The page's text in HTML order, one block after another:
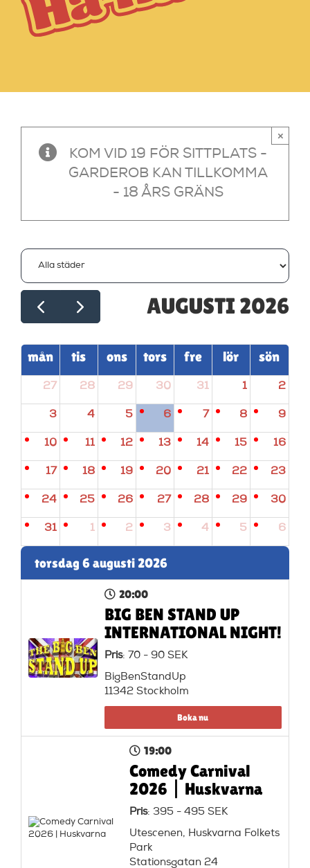
KOM VID 19 FÖR SITTPLATS -
GARDEROB KAN TILLKOMMA
- 18 ÅRS GRÄNS
×
AUGUSTI 2026
mån tis ons tors fre lör sön
27 28 29 30 31 1 2
3 4 5 6 7 8 9
10 11 12 13 14 15 16
17 18 19 20 21 22 23
24 25 26 27 28 29 30
31 1 2 3 4 5 6
torsdag 6 augusti 2026
20:00
BIG BEN STAND UP
INTERNATIONAL NIGHT!
Pris: 70 - 90 SEK
BigBenStandUp
11342 Stockholm
Boka nu
19:00
Comedy Carnival
2026 | Huskvarna
Pris: 395 - 495 SEK
Utescenen, Huskvarna Folkets
Park
Stationsgatan 24